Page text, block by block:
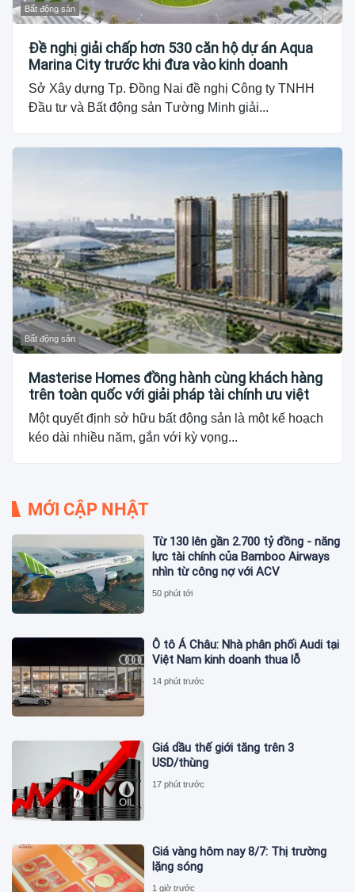
Bất động sản
Đề nghị giải chấp hơn 530 căn hộ dự án Aqua
Marina City trước khi đưa vào kinh doanh
Sở Xây dựng Tp. Đồng Nai đề nghị Công ty TNHH
Đầu tư và Bất động sản Tường Minh giải...
Bất động sản
Masterise Homes đồng hành cùng khách hàng
trên toàn quốc với giải pháp tài chính ưu việt
Một quyết định sở hữu bất động sản là một kế hoạch
kéo dài nhiều năm, gắn với kỳ vọng...
MỚI CẬP NHẬT
Từ 130 lên gần 2.700 tỷ đồng - năng
lực tài chính của Bamboo Airways
nhìn từ công nợ với ACV
50 phút tới
Ô tô Á Châu: Nhà phân phối Audi tại
Việt Nam kinh doanh thua lỗ
14 phút trước
Giá dầu thế giới tăng trên 3
USD/thùng
17 phút trước
Giá vàng hôm nay 8/7: Thị trường
lặng sóng
1 giờ trước